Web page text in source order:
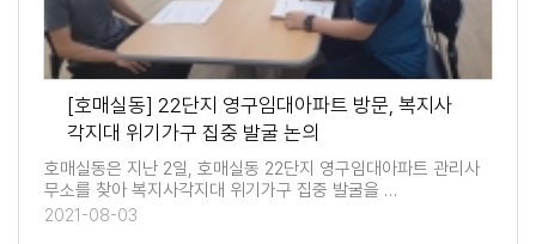
[호매실동] 22단지 영구임대아파트 방문, 복지사
각지대 위기가구 집중 발굴 논의
호매실동은 지난 2일, 호매실동 22단지 영구임대아파트 관리사
무소를 찾아 복지사각지대 위기가구 집중 발굴을 …
2021-08-03